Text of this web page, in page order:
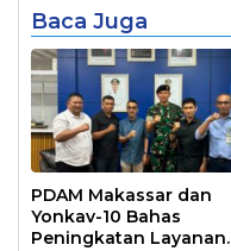
Baca Juga
PDAM Makassar dan
Yonkav-10 Bahas
Peningkatan Layanan